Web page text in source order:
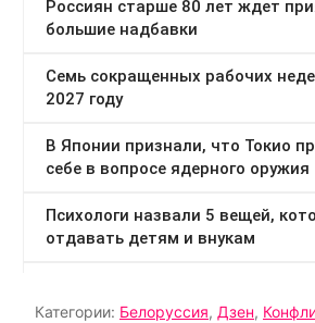
Категории: Белоруссия, Дзен,